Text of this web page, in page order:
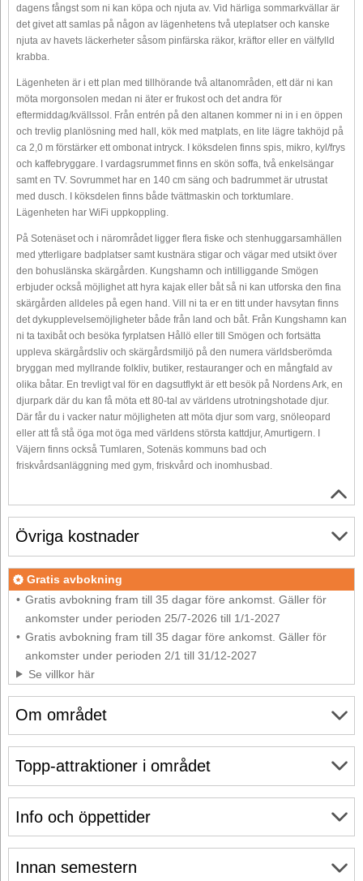
dagens fångst som ni kan köpa och njuta av. Vid härliga sommarkvällar är
det givet att samlas på någon av lägenhetens två uteplatser och kanske
njuta av havets läckerheter såsom pinfärska räkor, kräftor eller en välfylld
krabba.
Lägenheten är i ett plan med tillhörande två altanområden, ett där ni kan
möta morgonsolen medan ni äter er frukost och det andra för
eftermiddag/kvällssol. Från entrén på den altanen kommer ni in i en öppen
och trevlig planlösning med hall, kök med matplats, en lite lägre takhöjd på
ca 2,0 m förstärker ett ombonat intryck. I köksdelen finns spis, mikro, kyl/frys
och kaffebryggare. I vardagsrummet finns en skön soffa, två enkelsängar
samt en TV. Sovrummet har en 140 cm säng och badrummet är utrustat
med dusch. I köksdelen finns både tvättmaskin och torktumlare.
Lägenheten har WiFi uppkoppling.
På Sotenäset och i närområdet ligger flera fiske och stenhuggarsamhällen
med ytterligare badplatser samt kustnära stigar och vägar med utsikt över
den bohuslänska skärgården. Kungshamn och intilliggande Smögen
erbjuder också möjlighet att hyra kajak eller båt så ni kan utforska den fina
skärgården alldeles på egen hand. Vill ni ta er en titt under havsytan finns
det dykupplevelsemöjligheter både från land och båt. Från Kungshamn kan
ni ta taxibåt och besöka fyrplatsen Hållö eller till Smögen och fortsätta
uppleva skärgårdsliv och skärgårdsmiljö på den numera världsberömda
bryggan med myllrande folkliv, butiker, restauranger och en mångfald av
olika båtar. En trevligt val för en dagsutflykt är ett besök på Nordens Ark, en
djurpark där du kan få möta ett 80-tal av världens utrotningshotade djur.
Där får du i vacker natur möjligheten att möta djur som varg, snöleopard
eller att få stå öga mot öga med världens största kattdjur, Amurtigern. I
Väjern finns också Tumlaren, Sotenäs kommuns bad och
friskvårdsanläggning med gym, friskvård och inomhusbad.
Om området
Info och öppettider
Innan semestern
Övriga kostnader
Gratis avbokning
Gratis avbokning fram till 35 dagar före ankomst. Gäller för
ankomster under perioden 25/7-2026 till 1/1-2027
Gratis avbokning fram till 35 dagar före ankomst. Gäller för
ankomster under perioden 2/1 till 31/12-2027
Se villkor här
Topp-attraktioner i området